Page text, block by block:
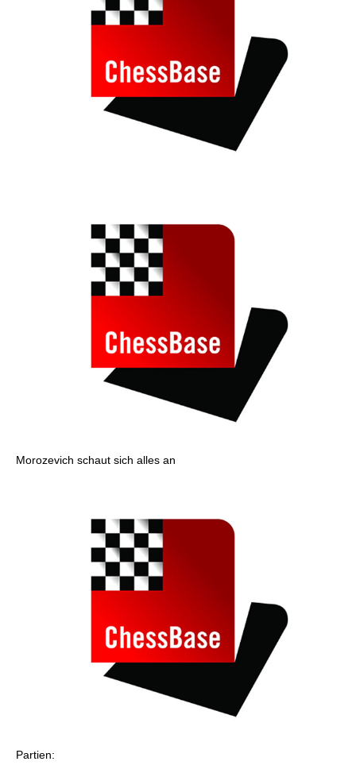
Morozevich schaut sich alles an
Partien: